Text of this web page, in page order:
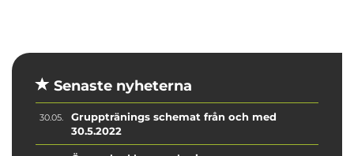
Senaste nyheterna
30.05.
Grupptränings schemat från och med
30.5.2022